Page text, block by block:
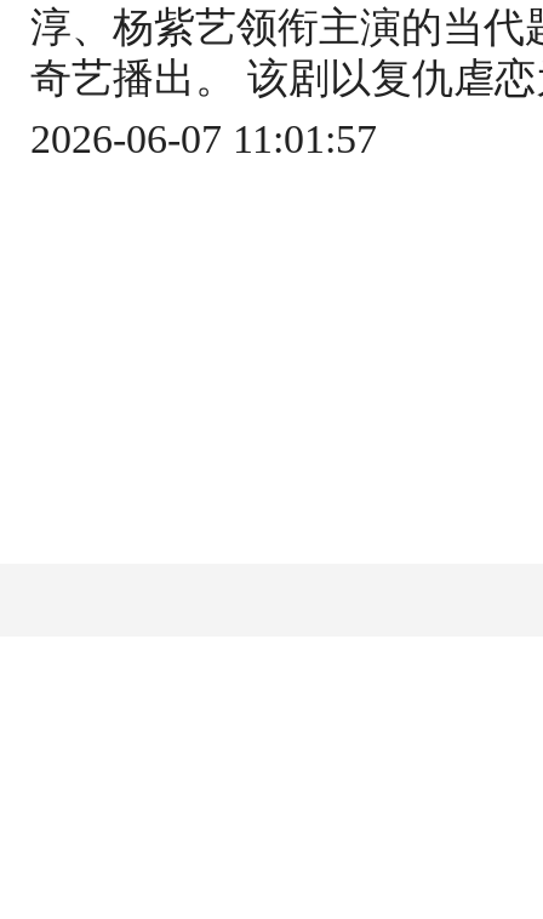
淳、杨紫艺领衔主演的当代
奇艺播出。 该剧以复仇虐
2026-06-07 11:01:57